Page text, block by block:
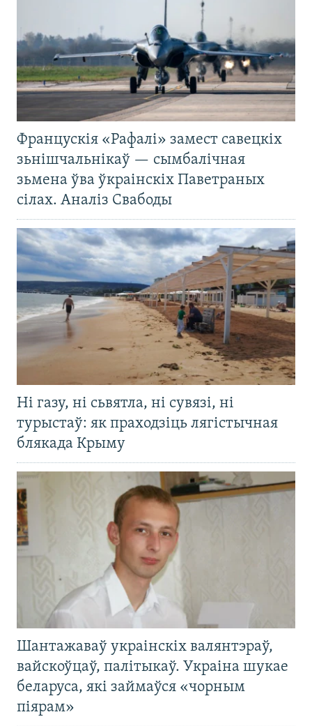
Францускія «Рафалі» замест савецкіх
зьнішчальнікаў — сымбалічная
зьмена ўва ўкраінскіх Паветраных
сілах. Аналіз Свабоды
Ні газу, ні сьвятла, ні сувязі, ні
турыстаў: як праходзіць лягістычная
блякада Крыму
Шантажаваў украінскіх валянтэраў,
вайскоўцаў, палітыкаў. Украіна шукае
беларуса, які займаўся «чорным
піярам»